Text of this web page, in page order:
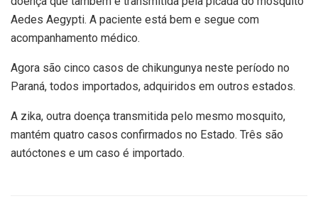
Aedes Aegypti. A paciente está bem e segue com
acompanhamento médico.
Agora são cinco casos de chikungunya neste período no
Paraná, todos importados, adquiridos em outros estados.
A zika, outra doença transmitida pelo mesmo mosquito,
mantém quatro casos confirmados no Estado. Três são
autóctones e um caso é importado.